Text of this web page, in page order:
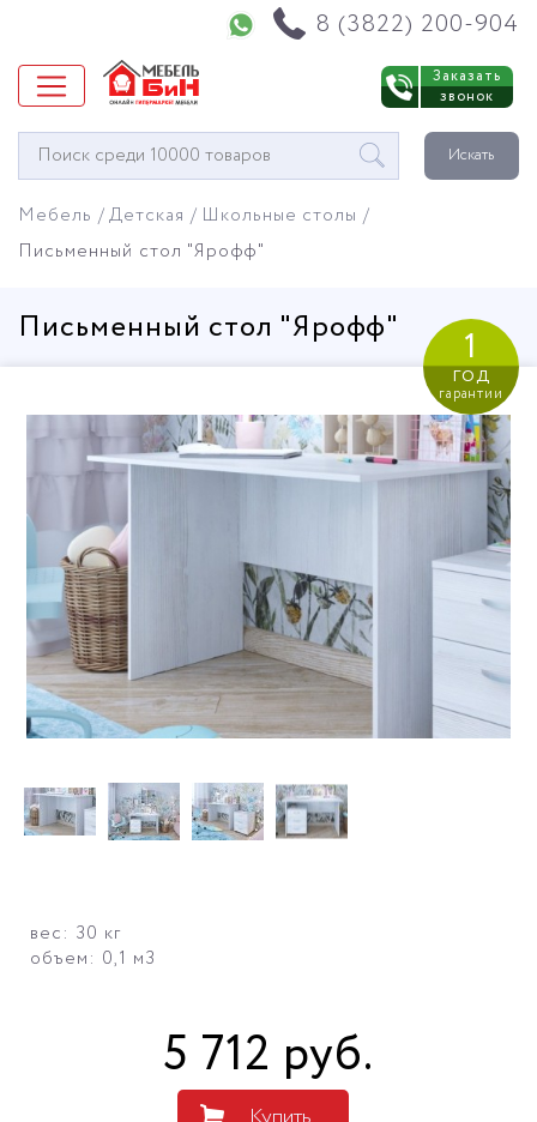
8 (3822) 200-904
Заказать
звонок
Окно
поиска
Искать
Мебель Детская
Школьные столы
Письменный стол "Ярофф"
Письменный стол "Ярофф" 1
год
гарантии
вес: 30 кг
объем: 0,1 м3
5 712 руб.